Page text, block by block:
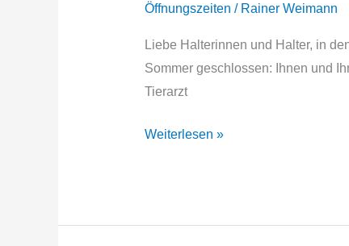
Öffnungszeiten / Rainer Weimann
Liebe Halterinnen und Halter, in
Sommer geschlossen: Ihnen und
Tierarzt
Sommer
Weiterlesen »